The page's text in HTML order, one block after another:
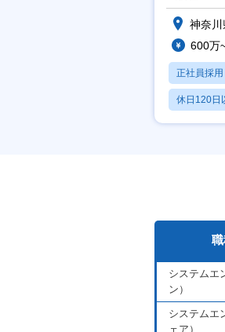
神奈川
600万
正社員採用
休日120日
月残業20
システムエ
ン）
システムエ
ェア）